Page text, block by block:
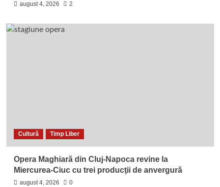
august 4, 2026 2
Cultură Timp Liber
Opera Maghiară din Cluj-Napoca revine la
Miercurea-Ciuc cu trei producţii de anvergură
august 4, 2026 0